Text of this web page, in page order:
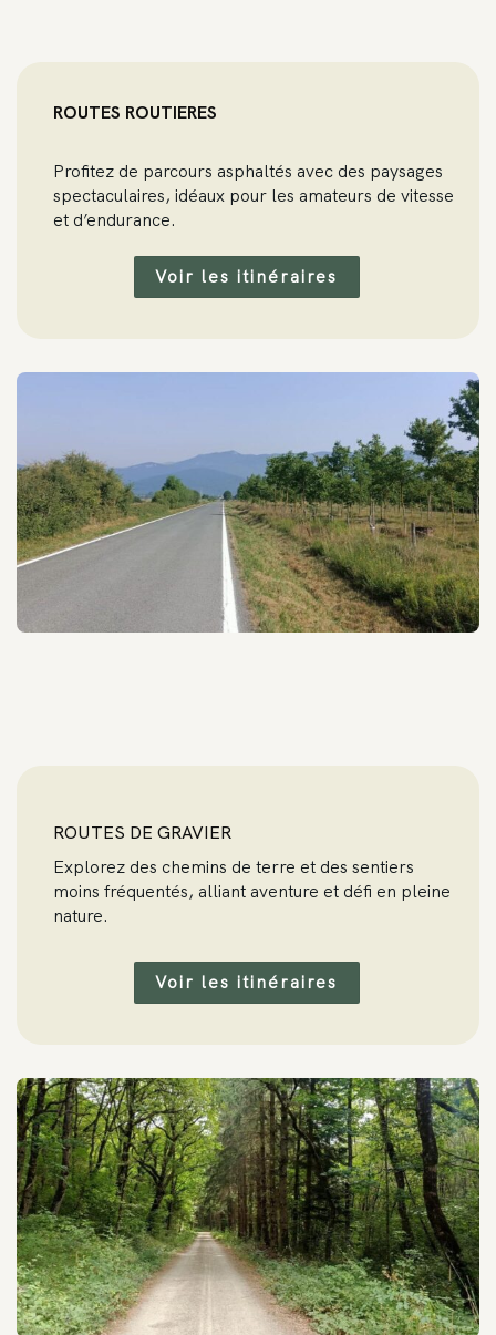
ROUTES ROUTIERES
Profitez de parcours asphaltés avec des paysages
spectaculaires, idéaux pour les amateurs de vitesse
et d’endurance.
Voir les itinéraires
ROUTES DE GRAVIER
Explorez des chemins de terre et des sentiers
moins fréquentés, alliant aventure et défi en pleine
nature.
Voir les itinéraires